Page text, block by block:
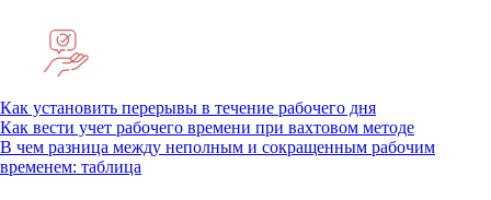
Как установить перерывы в течение рабочего дня
Как вести учет рабочего времени при вахтовом методе
В чем разница между неполным и сокращенным рабочим
временем: таблица